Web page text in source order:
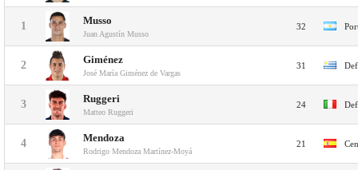
1 Musso
Juan Agustín Musso
32
2 Giménez
José María Giménez de Vargas
31
3 Ruggeri
Matteo Ruggeri
24
4 Mendoza
Rodrigo Mendoza Martínez-Moyá
21